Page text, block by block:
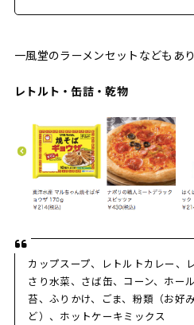
一風堂のラーメンセットなどもあ
レトルト・缶詰・乾物
カップスープ、レトルトカレー、
さり水菜、さば缶、コーン、ホー
苔、ふりかけ、ごま、粉類（お好
ど）、ホットケーキミックス